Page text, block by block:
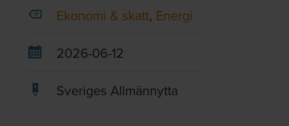
Ekonomi & skatt, Energi
2026-06-12
Sveriges Allmännytta